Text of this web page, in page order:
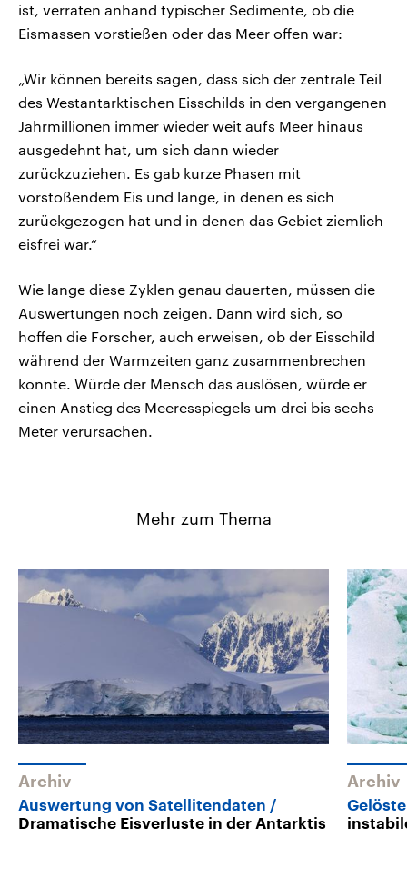
ist, verraten anhand typischer Sedimente, ob die
Eismassen vorstießen oder das Meer offen war:
„Wir können bereits sagen, dass sich der zentrale Teil
des Westantarktischen Eisschilds in den vergangenen
Jahrmillionen immer wieder weit aufs Meer hinaus
ausgedehnt hat, um sich dann wieder
zurückzuziehen. Es gab kurze Phasen mit
vorstoßendem Eis und lange, in denen es sich
zurückgezogen hat und in denen das Gebiet ziemlich
eisfrei war.“
Wie lange diese Zyklen genau dauerten, müssen die
Auswertungen noch zeigen. Dann wird sich, so
hoffen die Forscher, auch erweisen, ob der Eisschild
während der Warmzeiten ganz zusammenbrechen
konnte. Würde der Mensch das auslösen, würde er
einen Anstieg des Meeresspiegels um drei bis sechs
Meter verursachen.
Mehr zum Thema
Archiv
Auswertung von Satellitendaten
Dramatische Eisverluste in der Antarktis
Archiv